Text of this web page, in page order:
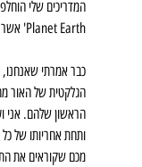
Planet Earth' אשר מדברים איתי בלשון צבאית, ומכינים אותי לבאות.
הגלקטית של האור
הראשון שלהם. אני
ותחת אחריותו של
מכם שקוראים את